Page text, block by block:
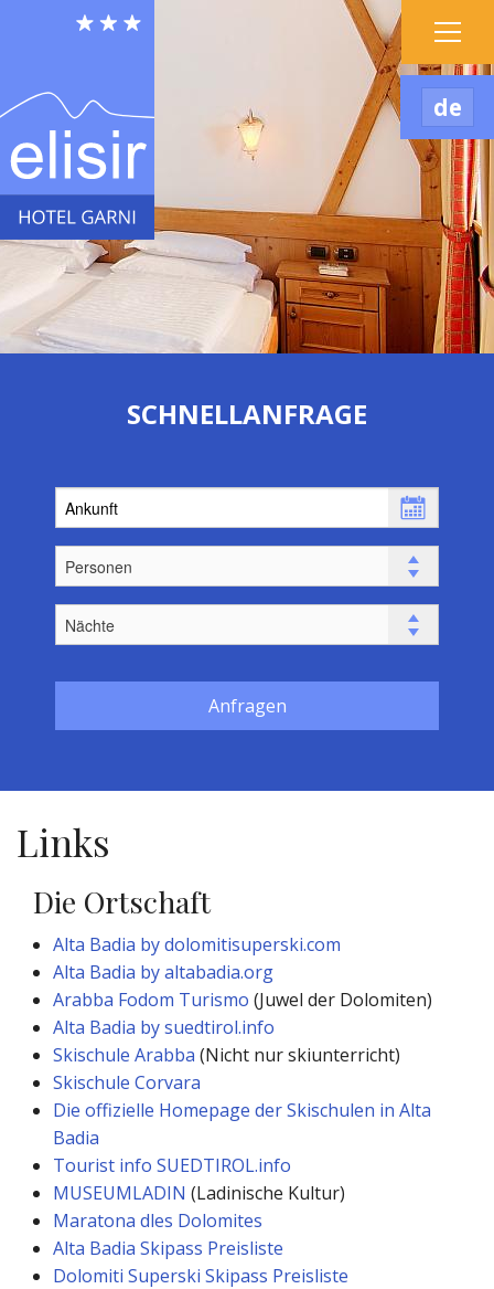
de
SCHNELLANFRAGE
Anfragen
Links
Die Ortschaft
Alta Badia by dolomitisuperski.com
Alta Badia by altabadia.org
Arabba Fodom Turismo (Juwel der Dolomiten)
Alta Badia by suedtirol.info
Skischule Arabba (Nicht nur skiunterricht)
Skischule Corvara
Die offizielle Homepage der Skischulen in Alta
Badia
Tourist info SUEDTIROL.info
MUSEUMLADIN (Ladinische Kultur)
Maratona dles Dolomites
Alta Badia Skipass Preisliste
Dolomiti Superski Skipass Preisliste